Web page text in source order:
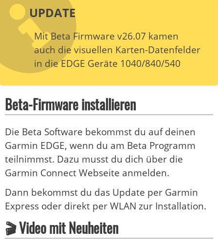
UPDATE
Mit Beta Firmware v26.07 kamen
auch die visuellen Karten-Datenfelder
in die EDGE Geräte 1040/840/540
Beta-Firmware installieren
Die Beta Software bekommst du auf deinen
Garmin EDGE, wenn du am Beta Programm
teilnimmst. Dazu musst du dich über die
Garmin Connect Webseite anmelden.
Dann bekommst du das Update per Garmin
Express oder direkt per WLAN zur Installation.
🎬 Video mit Neuheiten